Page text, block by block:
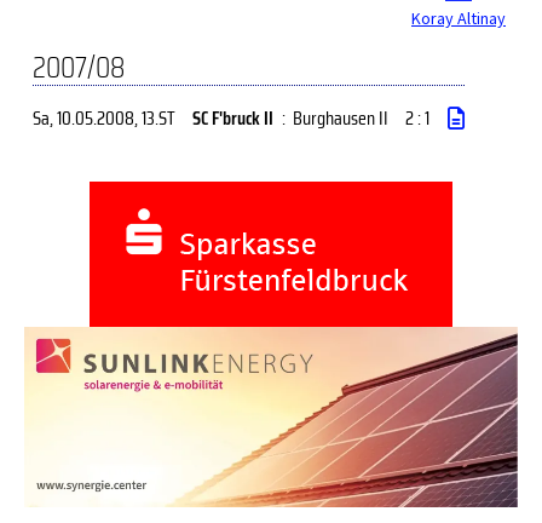
Koray Altinay
2007/08
Sa, 10.05.2008, 13.ST SC F'bruck II : Burghausen II 2 : 1